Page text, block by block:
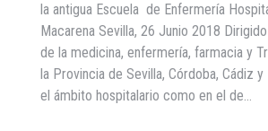
la antigua Escuela de Enfermería
Macarena Sevilla, 26 Junio 2018
de la medicina, enfermería, farmacia y
la Provincia de Sevilla, Córdoba, Cádiz y
el ámbito hospitalario como en el de…